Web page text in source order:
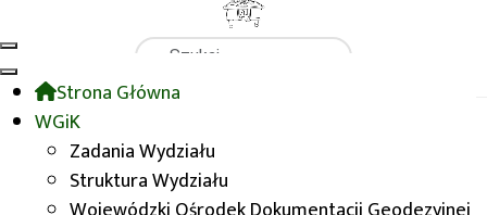
Szukaj
Strona Główna
WGiK
Zadania Wydziału
Struktura Wydziału
WGiK
Dotacje na ochronę gruntów rolnych
Jednostki Samorządu Terytorialnego (JST)